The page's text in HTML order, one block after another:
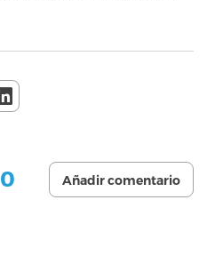
0 Añadir comentario